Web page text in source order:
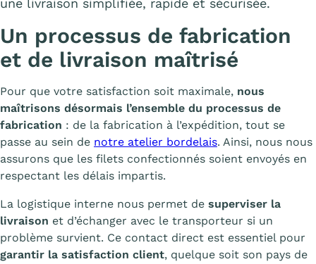
une livraison simplifiée, rapide et sécurisée.
Un processus de fabrication
et de livraison maîtrisé
Pour que votre satisfaction soit maximale, nous
maîtrisons désormais l’ensemble du processus de
fabrication : de la fabrication à l’expédition, tout se
passe au sein de notre atelier bordelais. Ainsi, nous nous
assurons que les filets confectionnés soient envoyés en
respectant les délais impartis.
La logistique interne nous permet de superviser la
livraison et d’échanger avec le transporteur si un
problème survient. Ce contact direct est essentiel pour
garantir la satisfaction client, quelque soit son pays de